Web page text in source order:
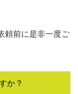
頼前に是非一度ご
か？